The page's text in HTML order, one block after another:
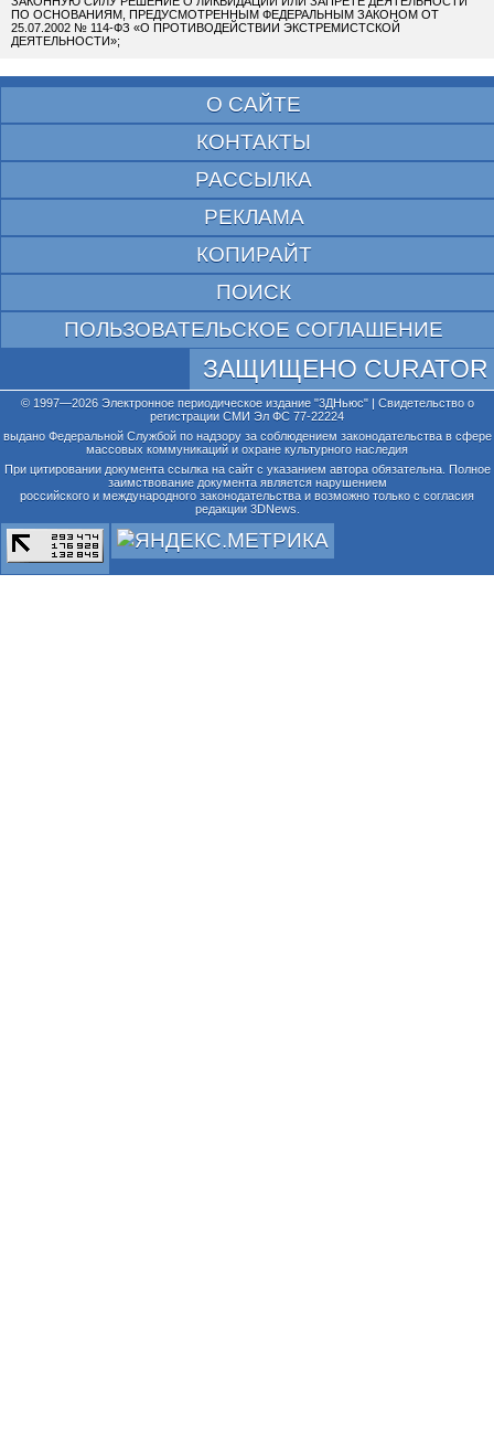
ПО ОСНОВАНИЯМ, ПРЕДУСМОТРЕННЫМ ФЕДЕРАЛЬНЫМ ЗАКОНОМ ОТ
25.07.2002 № 114-ФЗ «О ПРОТИВОДЕЙСТВИИ ЭКСТРЕМИСТСКОЙ
ДЕЯТЕЛЬНОСТИ»;
О САЙТЕ
КОНТАКТЫ
РАССЫЛКА
РЕКЛАМА
КОПИРАЙТ
ПОИСК
ПОЛЬЗОВАТЕЛЬСКОЕ СОГЛАШЕНИЕ
ЗАЩИЩЕНО CURATOR
© 1997—2026 Электронное периодическое издание "3ДНьюс" | Свидетельство о
регистрации СМИ Эл ФС 77-22224
выдано Федеральной Службой по надзору за соблюдением законодательства в сфере
массовых коммуникаций и охране культурного наследия
При цитировании документа ссылка на сайт с указанием автора обязательна. Полное
заимствование документа является нарушением
российского и международного законодательства и возможно только с согласия
редакции 3DNews.